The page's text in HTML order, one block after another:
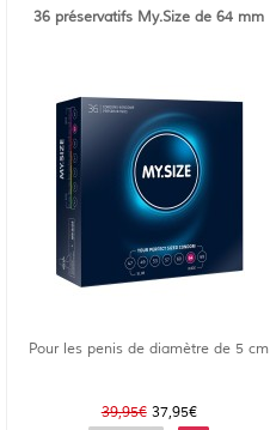
36 préservatifs My.Size de 64 mm
Pour les penis de diamètre de 5 cm
39,95€37,95€